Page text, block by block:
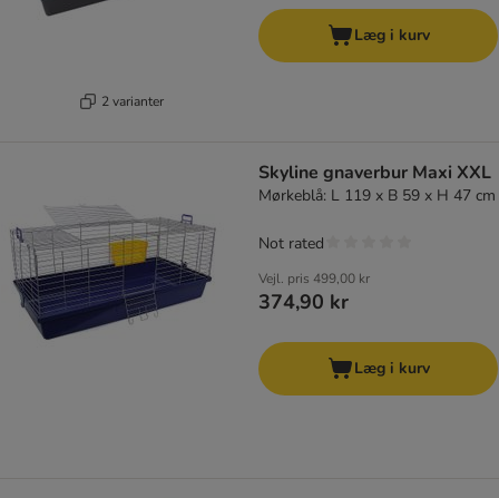
2 varianter
Læg i kurv
Skyline gnaverbur Maxi XXL
Mørkeblå: L 119 x B 59 x H 47 cm
Vejl. pris 499,00 kr
374,90 kr
Not rated
Læg i kurv